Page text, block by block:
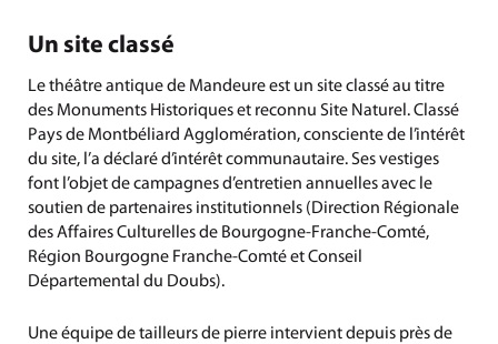
Un site classé
Le théâtre antique de Mandeure est un site classé au titre
des Monuments Historiques et reconnu Site Naturel. Classé
Pays de Montbéliard Agglomération, consciente de l’intérêt
du site, l’a déclaré d’intérêt communautaire. Ses vestiges
font l’objet de campagnes d’entretien annuelles avec le
soutien de partenaires institutionnels (Direction Régionale
des Affaires Culturelles de Bourgogne-Franche-Comté,
Région Bourgogne Franche-Comté et Conseil
Départemental du Doubs).
Une équipe de tailleurs de pierre intervient depuis près de